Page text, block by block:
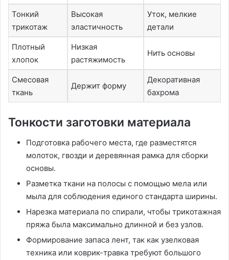
Тонкий
трикотаж
Высокая
эластичность
Уток, мелкие
детали
Плотный
хлопок
Низкая
растяжимость
Нить основы
Смесовая
ткань
Держит форму
Декоративная
бахрома
Тонкости заготовки материала
Подготовка рабочего места, где разместятся
молоток, гвозди и деревянная рамка для сборки
основы․
Разметка ткани на полосы с помощью мела или
мыла для соблюдения единого стандарта ширины․
Нарезка материала по спирали, чтобы трикотажная
пряжа была максимально длинной и без узлов․
Формирование запаса лент, так как узелковая
техника или коврик-травка требуют большого